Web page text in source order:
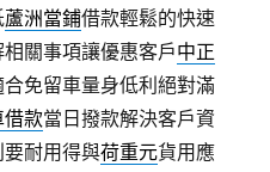
蘆洲當鋪借款輕鬆的快速
關事項讓優惠客戶中正
免留車量身低利絕對滿
借款當日撥款解決客戶資
耐用得與荷重元貨用應